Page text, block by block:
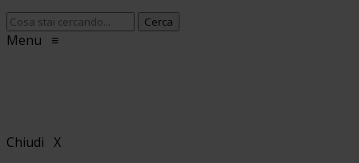
Menu ≡
Chiudi X